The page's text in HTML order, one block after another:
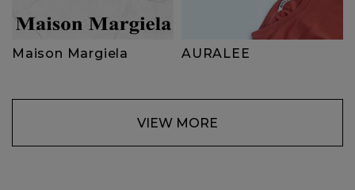
Maison Margiela AURALEE
VIEW MORE